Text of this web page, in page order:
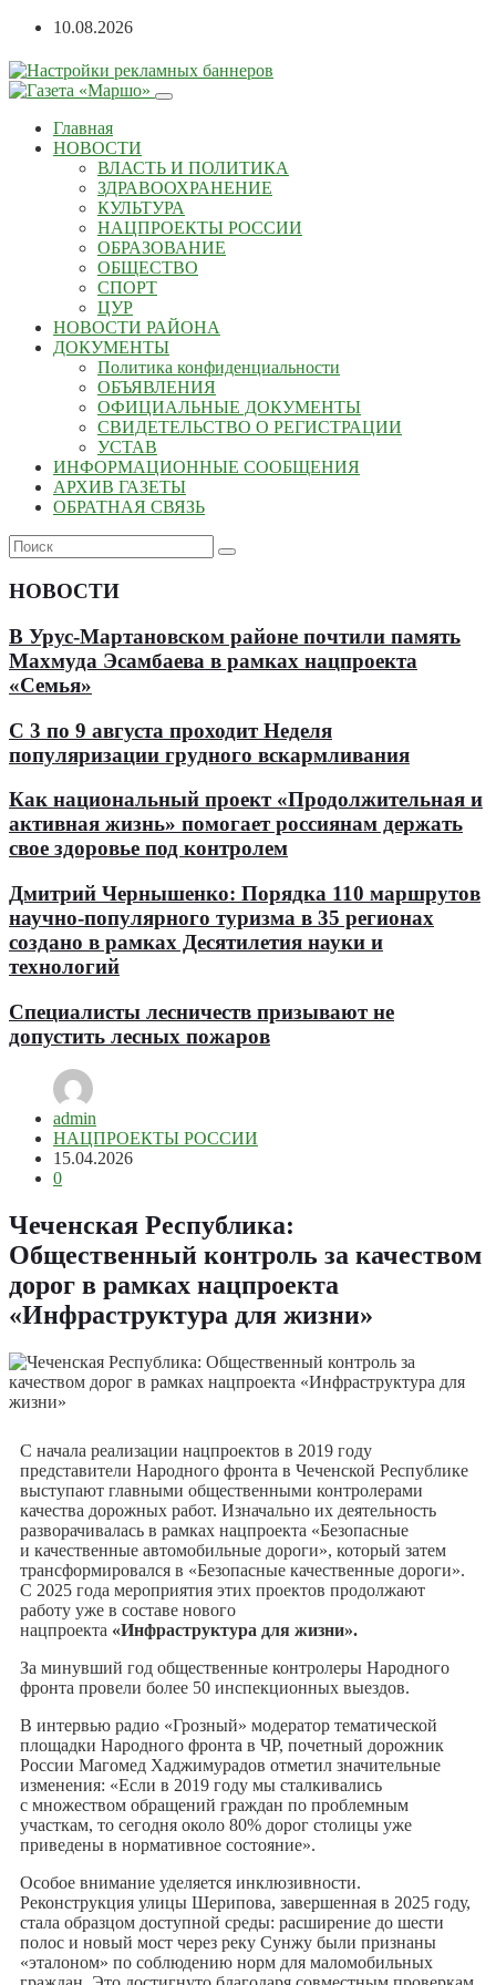
10.08.2026
Главная
НОВОСТИ
ВЛАСТЬ И ПОЛИТИКА
ЗДРАВООХРАНЕНИЕ
КУЛЬТУРА
НАЦПРОЕКТЫ РОССИИ
ОБРАЗОВАНИЕ
ОБЩЕСТВО
СПОРТ
ЦУР
НОВОСТИ РАЙОНА
ДОКУМЕНТЫ
Политика конфиденциальности
ОБЪЯВЛЕНИЯ
ОФИЦИАЛЬНЫЕ ДОКУМЕНТЫ
СВИДЕТЕЛЬСТВО О РЕГИСТРАЦИИ
УСТАВ
ИНФОРМАЦИОННЫЕ СООБЩЕНИЯ
АРХИВ ГАЗЕТЫ
ОБРАТНАЯ СВЯЗЬ
НОВОСТИ
В Урус-Мартановском районе почтили память
Махмуда Эсамбаева в рамках нацпроекта
«Семья»
С 3 по 9 августа проходит Неделя
популяризации грудного вскармливания
Как национальный проект «Продолжительная и
активная жизнь» помогает россиянам держать
свое здоровье под контролем
Дмитрий Чернышенко: Порядка 110 маршрутов
научно-популярного туризма в 35 регионах
создано в рамках Десятилетия науки и
технологий
Специалисты лесничеств призывают не
допустить лесных пожаров
admin
НАЦПРОЕКТЫ РОССИИ
15.04.2026
0
Чеченская Республика:
Общественный контроль за качеством
дорог в рамках нацпроекта
«Инфраструктура для жизни»
С начала реализации нацпроектов в 2019 году
представители Народного фронта в Чеченской Республике
выступают главными общественными контролерами
качества дорожных работ. Изначально их деятельность
разворачивалась в рамках нацпроекта «Безопасные
и качественные автомобильные дороги», который затем
трансформировался в «Безопасные качественные дороги».
С 2025 года мероприятия этих проектов продолжают
работу уже в составе нового
нацпроекта «Инфраструктура для жизни».
За минувший год общественные контролеры Народного
фронта провели более 50 инспекционных выездов.
В интервью радио «Грозный» модератор тематической
площадки Народного фронта в ЧР, почетный дорожник
России Магомед Хаджимурадов отметил значительные
изменения: «Если в 2019 году мы сталкивались
с множеством обращений граждан по проблемным
участкам, то сегодня около 80% дорог столицы уже
приведены в нормативное состояние».
Особое внимание уделяется инклюзивности.
Реконструкция улицы Шерипова, завершенная в 2025 году,
стала образцом доступной среды: расширение до шести
полос и новый мост через реку Сунжу были признаны
«эталоном» по соблюдению норм для маломобильных